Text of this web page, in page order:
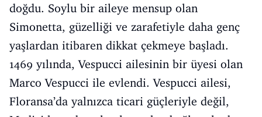
doğdu. Soylu bir aileye mensup olan
Simonetta, güzelliği ve zarafetiyle daha genç
yaşlardan itibaren dikkat çekmeye başladı.
1469 yılında, Vespucci ailesinin bir üyesi olan
Marco Vespucci ile evlendi. Vespucci ailesi,
Floransa’da yalnızca ticari güçleriyle değil,